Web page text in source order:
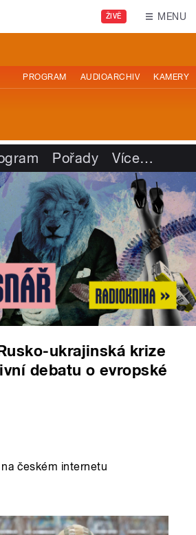
ŽIVĚ MENU
PROGRAM AUDIOARCHIV KAMERY
Pořady Více…
ukrajinská krize
debatu o evropské
českém internetu